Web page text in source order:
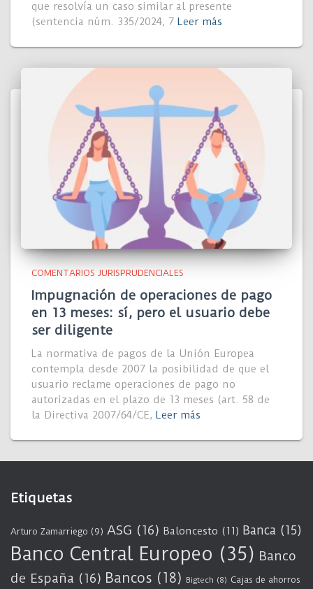
que resolvía un caso similar al presente
(sentencia núm. 335/2024, 7 Leer más
COMENTARIOS JURISPRUDENCIALES
Impugnación de operaciones de pago
en 13 meses: sí, pero el usuario debe
ser diligente
La normativa de pagos de la Unión Europea
contempla desde 2007 la posibilidad de que el
usuario reclame operaciones de pago no
autorizadas en el plazo de 13 meses (art. 58 de
la Directiva 2007/64/CE, Leer más
Etiquetas
Arturo Zamarriego (9) ASG (16) Baloncesto (11) Banca (15)
Banco Central Europeo (35) Banco
de España (16) Bancos (18) Bigtech (8) Cajas de ahorros